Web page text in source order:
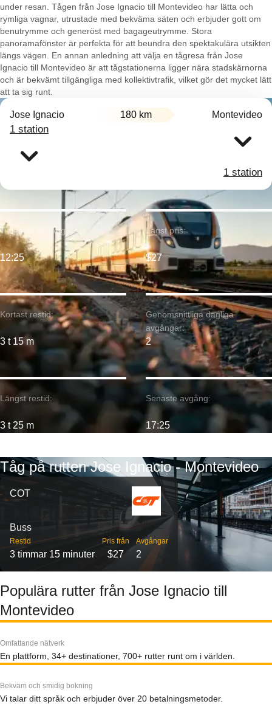
under resan. Tågen från Jose Ignacio till Montevideo har lätta och
rymliga vagnar, utrustade med bekväma säten och erbjuder gott om
benutrymme och generöst med bagageutrymme. Stora
panoramafönster är perfekta för att beundra den spektakulära utsikten
längs vägen. En annan anledning att välja en tågresa från Jose
Ignacio till Montevideo är att tågstationerna ligger nära stadskärnorna
och är bekvämt tillgängliga med kollektivtrafik, vilket gör det mycket lätt
att ta sig runt.
Jose Ignacio 180 km Montevideo
1 station
1 station
Kortast restid:
3 t 15 m
Tidigaste avgång:
12:25
Längst restid:
3 t 25 m
Lägst pris:
$27
Genomsnittliga dagliga
avgångar:
2
Senaste avgång:
17:25
Tåg på rutten Jose Ignacio - Montevideo
COT
Buss
Restid
3 timmar 15 minuter
Pris från
$27
Avgångar
2
Populära rutter från Jose Ignacio till
Montevideo
Omfattande nätverk
En plattform, 34+ destinationer, 700+ rutter runt om i världen.
Bekväm och smidig bokning
Vi talar ditt språk och erbjuder över 20 betalningsmetoder.